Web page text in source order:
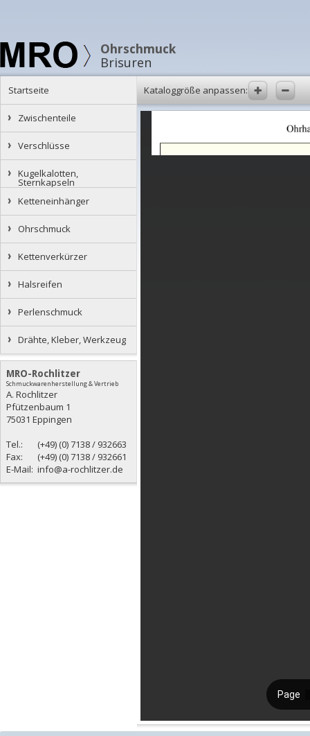
Ohrschmuck
Brisuren
Startseite
Zwischenteile
Verschlüsse
Kugelkalotten,
Sternkapseln
Ketteneinhänger
Ohrschmuck
Kettenverkürzer
Halsreifen
Perlenschmuck
Drähte, Kleber, Werkzeug
MRO-Rochlitzer
Schmuckwarenherstellung & Vertrieb
A. Rochlitzer
Pfützenbaum 1
75031 Eppingen
Tel.: (+49) (0) 7138 / 932663
Fax: (+49) (0) 7138 / 932661
E-Mail: info@a-rochlitzer.de
Kataloggröße anpassen: